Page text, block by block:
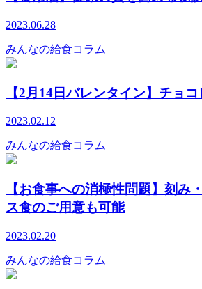
2023.06.28
みんなの給食コラム
【2月14日バレンタイン】チョ
2023.02.12
みんなの給食コラム
【お食事への消極性問題】刻み
ス食のご用意も可能
2023.02.20
みんなの給食コラム